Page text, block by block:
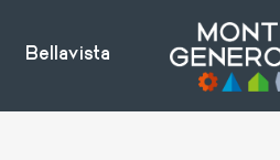
Bellavista